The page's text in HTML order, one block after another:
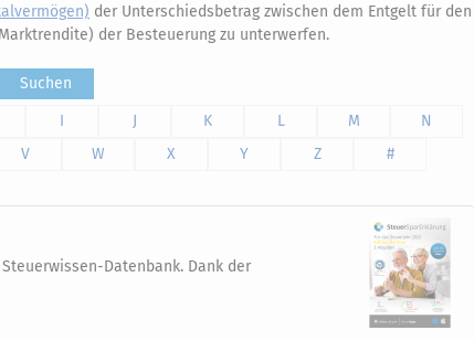
der Unterschiedsbetrag zwischen dem Entgelt für den
der Besteuerung zu unterwerfen.
Suchen
I J K L M
N
V W X Y Z #
Datenbank. Dank der